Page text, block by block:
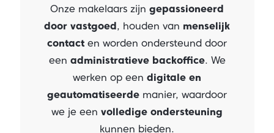
Onze makelaars zijn gepassioneerd
door vastgoed, houden van menselijk
contact en worden ondersteund door
een administratieve backoffice. We
werken op een digitale en
geautomatiseerde manier, waardoor
we je een volledige ondersteuning
kunnen bieden.